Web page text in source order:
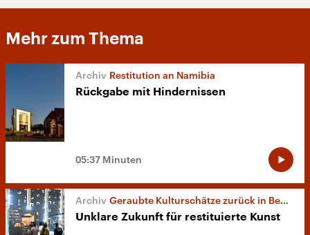
Mehr zum Thema
Restitution an Namibia
Rückgabe mit Hindernissen
05:37 Minuten
Geraubte Kulturschätze zurück in Benin
Unklare Zukunft für restituierte Kunst